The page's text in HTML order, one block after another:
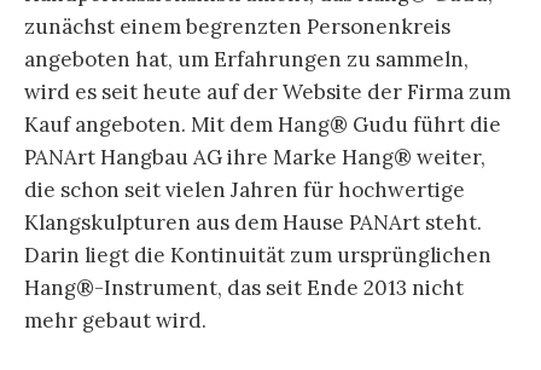
zunächst einem begrenzten Personenkreis
angeboten hat, um Erfahrungen zu sammeln,
wird es seit heute auf der Website der Firma zum
Kauf angeboten. Mit dem Hang® Gudu führt die
PANArt Hangbau AG ihre Marke Hang® weiter,
die schon seit vielen Jahren für hochwertige
Klangskulpturen aus dem Hause PANArt steht.
Darin liegt die Kontinuität zum ursprünglichen
Hang®-Instrument, das seit Ende 2013 nicht
mehr gebaut wird.